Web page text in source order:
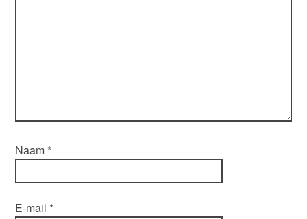
Naam *
E-mail *